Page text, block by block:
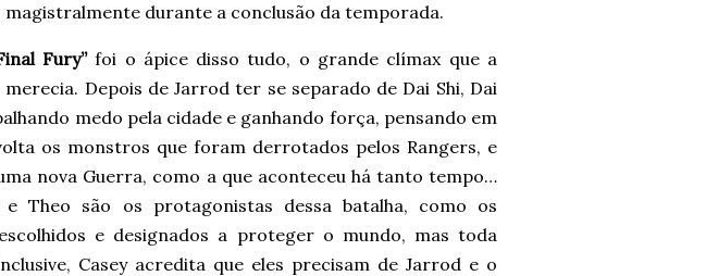
durante a conclusão da temporada.
Fury”foi o ápice disso tudo, o grande clímax que a
Depois de Jarrod ter se separado de Dai Shi, Dai
medo pela cidade e ganhando força, pensando em
os monstros que foram derrotados pelos Rangers, e
nova Guerra, como a que aconteceu há tanto tempo…
e Theo são os protagonistas dessa batalha, como os
e designados a proteger o mundo, mas toda
Casey acredita que eles precisam de Jarrod e o